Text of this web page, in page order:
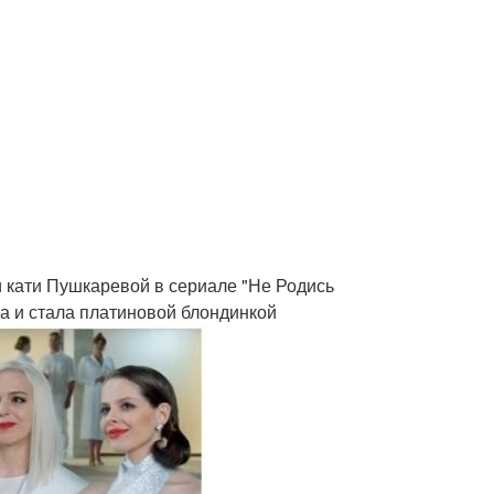
Пушкаревой в сериале "Не Родись
стала платиновой блондинкой